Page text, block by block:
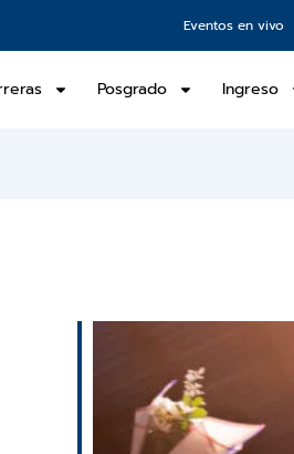
Eventos en vivo
Posgrado Ingreso